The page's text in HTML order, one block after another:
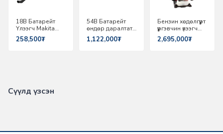
18В Батарейт
Үлээгч Makita
DUB186Z
258,500₮
54В Батарейт
өндөр даралтат
үлээгч Dewalty
DCMBL777N-XJ
1,122,000₮
Бензин хөдөлгүүрт
үүргэвчин үлээгч
Maruyama
BL9000
2,695,000₮
Сүүлд үзсэн